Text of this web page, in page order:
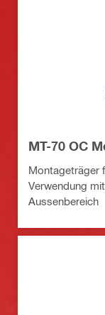
MT-70 OC
Montageträger
Verwendung
Aussenbereich